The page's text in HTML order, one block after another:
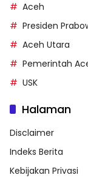
Aceh
Presiden
Aceh Utara
Pemerintah
USK
Halaman
Disclaimer
Indeks Berita
Kebijakan Privasi